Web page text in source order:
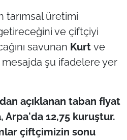
tarımsal üretimi
ve çiftçiyi
savunan Kurt ve
mesajda şu ifadelere yer
açıklanan taban fiyat
Arpa'da 12,75 kuruştur.
çiftçimizin sonu